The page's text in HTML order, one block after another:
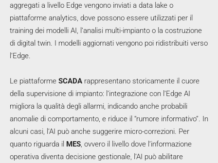
aggregati a livello Edge vengono inviati a data lake o
piattaforme analytics, dove possono essere utilizzati per il
training dei modelli AI, l’analisi multi‑impianto o la costruzione
di digital twin. I modelli aggiornati vengono poi ridistribuiti verso
l’Edge.
Le piattaforme SCADA rappresentano storicamente il cuore
della supervisione di impianto: l’integrazione con l’Edge AI
migliora la qualità degli allarmi, indicando anche probabili
anomalie di comportamento, e riduce il “rumore informativo”. In
alcuni casi, l’AI può anche suggerire micro-correzioni. Per
quanto riguarda il MES, ovvero il livello dove l’informazione
operativa diventa decisione gestionale, l’AI può abilitare